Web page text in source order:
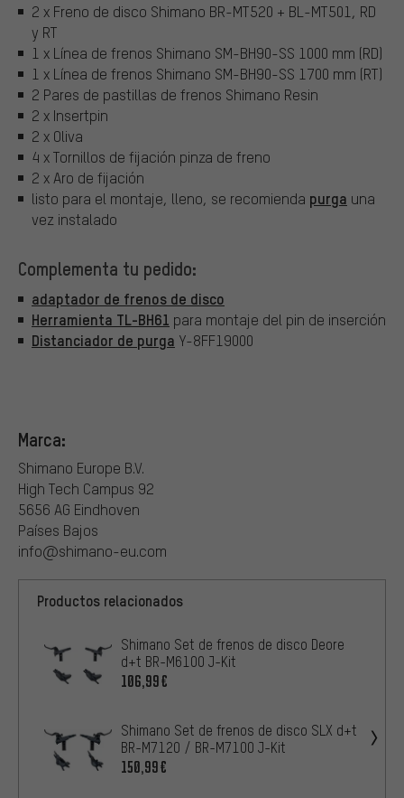
2 x Freno de disco Shimano BR-MT520 + BL-MT501, RD
y RT
1 x Línea de frenos Shimano SM-BH90-SS 1000 mm (RD)
1 x Línea de frenos Shimano SM-BH90-SS 1700 mm (RT)
2 Pares de pastillas de frenos Shimano Resin
2 x Insertpin
2 x Oliva
4 x Tornillos de fijación pinza de freno
2 x Aro de fijación
listo para el montaje, lleno, se recomienda purga una
vez instalado
Complementa tu pedido:
adaptador de frenos de disco
Herramienta TL-BH61 para montaje del pin de inserción
Distanciador de purga Y-8FF19000
Marca:
Shimano Europe B.V.
High Tech Campus 92
5656 AG Eindhoven
Países Bajos
info@shimano-eu.com
Productos relacionados
Shimano Set de frenos de disco Deore
d+t BR-M6100 J-Kit
106,99€
Shimano Set de frenos de disco SLX d+t
BR-M7120 / BR-M7100 J-Kit
150,99€